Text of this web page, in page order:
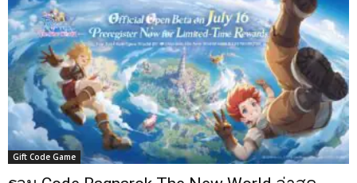
Gift Code Game